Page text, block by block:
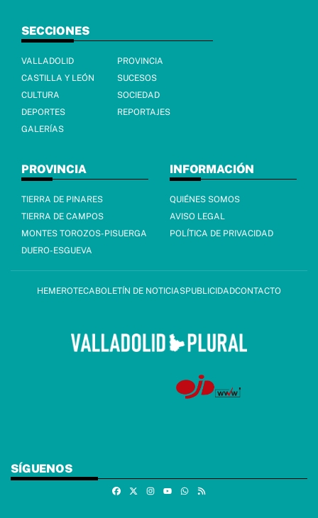
SECCIONES
VALLADOLID
PROVINCIA
CASTILLA Y LEÓN
SUCESOS
CULTURA
SOCIEDAD
DEPORTES
REPORTAJES
GALERÍAS
PROVINCIA
TIERRA DE PINARES
TIERRA DE CAMPOS
MONTES TOROZOS-PISUERGA
DUERO-ESGUEVA
INFORMACIÓN
QUIÉNES SOMOS
AVISO LEGAL
POLÍTICA DE PRIVACIDAD
HEMEROTECABOLETÍN DE NOTICIASPUBLICIDADCONTACTO
SÍGUENOS
FacebookInstagramWhatsapp